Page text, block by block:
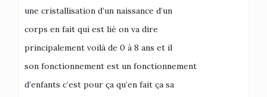
une cristallisation d’un naissance d’un
corps en fait qui est lié on va dire
principalement voilà de 0 à 8 ans et il
son fonctionnement est un fonctionnement
d’enfants c’est pour ça qu’en fait ça sa